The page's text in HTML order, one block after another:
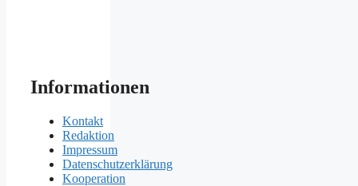
Informationen
Kontakt
Redaktion
Impressum
Datenschutzerklärung
Kooperation